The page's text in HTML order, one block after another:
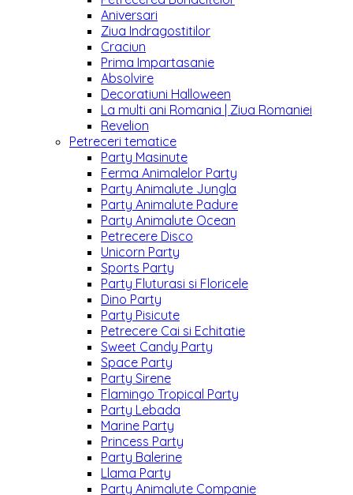
Aniversari
Ziua Indragostitilor
Craciun
Prima Impartasanie
Absolvire
Decoratiuni Halloween
La multi ani Romania | Ziua Romaniei
Revelion
Petreceri tematice
Party Masinute
Ferma Animalelor Party
Party Animalute Jungla
Party Animalute Padure
Party Animalute Ocean
Petrecere Disco
Unicorn Party
Sports Party
Party Fluturasi si Floricele
Dino Party
Party Pisicute
Petrecere Cai si Echitatie
Sweet Candy Party
Space Party
Party Sirene
Flamingo Tropical Party
Party Lebada
Marine Party
Princess Party
Party Balerine
Llama Party
Party Animalute Companie